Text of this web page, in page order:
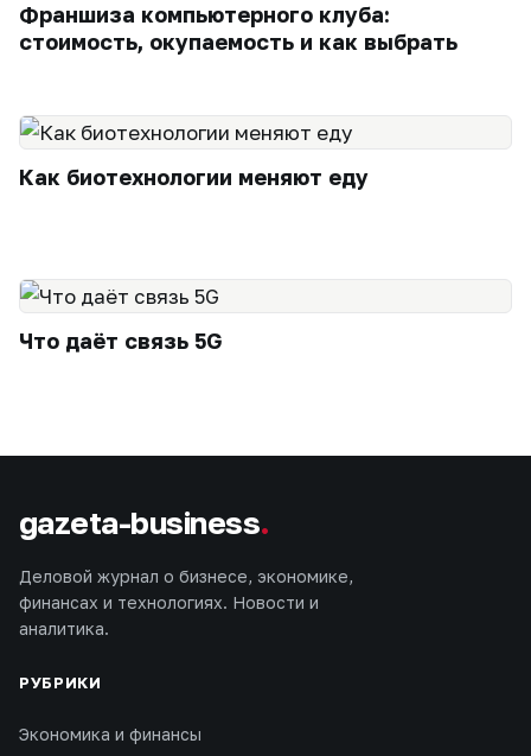
Франшиза компьютерного клуба:
стоимость, окупаемость и как выбрать
Как биотехнологии меняют еду
Что даёт связь 5G
gazeta-business.
Деловой журнал о бизнесе, экономике,
финансах и технологиях. Новости и
аналитика.
РУБРИКИ
Экономика и финансы